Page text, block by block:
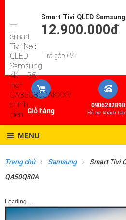
0906282898
Hỗ trợ khách
Giỏ hàng
MENU
Trang chủ Samsung
Smart Tivi
QA50Q80A
Loading…
Smart Tivi QLED
12.900.000đ
Trả góp 0%